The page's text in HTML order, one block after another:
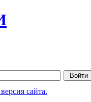
сайта.